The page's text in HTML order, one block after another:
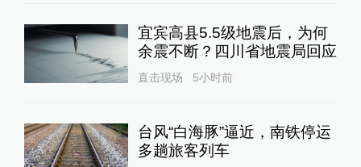
宜宾高县5.5级地震后，为何
余震不断？四川省地震局回应
直击现场 5小时前
台风“白海豚”逼近，南铁停运
多趟旅客列车